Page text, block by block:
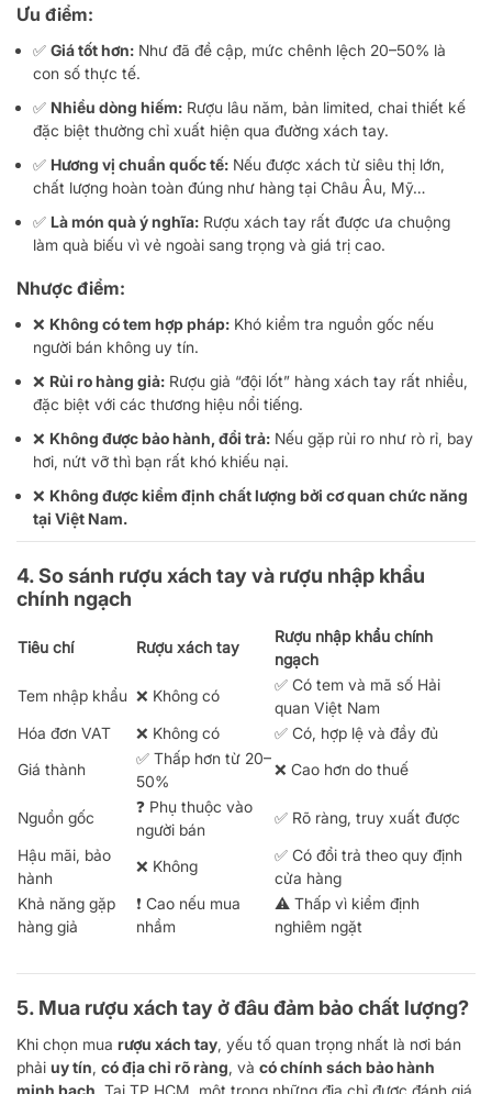
Ưu điểm:
✅ Giá tốt hơn: Như đã đề cập, mức chênh lệch 20–50% là
con số thực tế.
✅ Nhiều dòng hiếm: Rượu lâu năm, bản limited, chai thiết kế
đặc biệt thường chỉ xuất hiện qua đường xách tay.
✅ Hương vị chuẩn quốc tế: Nếu được xách từ siêu thị lớn,
chất lượng hoàn toàn đúng như hàng tại Châu Âu, Mỹ…
✅ Là món quà ý nghĩa: Rượu xách tay rất được ưa chuộng
làm quà biếu vì vẻ ngoài sang trọng và giá trị cao.
Nhược điểm:
❌ Không có tem hợp pháp: Khó kiểm tra nguồn gốc nếu
người bán không uy tín.
❌ Rủi ro hàng giả: Rượu giả “đội lốt” hàng xách tay rất nhiều,
đặc biệt với các thương hiệu nổi tiếng.
❌ Không được bảo hành, đổi trả: Nếu gặp rủi ro như rò rỉ, bay
hơi, nứt vỡ thì bạn rất khó khiếu nại.
❌ Không được kiểm định chất lượng bởi cơ quan chức năng
tại Việt Nam.
4. So sánh rượu xách tay và rượu nhập khẩu
chính ngạch
Tiêu chí Rượu xách tay
Rượu nhập khẩu chính
ngạch
Tem nhập khẩu ❌ Không có
✅ Có tem và mã số Hải
quan Việt Nam
Hóa đơn VAT
❌ Không có
✅ Có, hợp lệ và đầy đủ
Giá thành
✅ Thấp hơn từ 20–
50%
❌ Cao hơn do thuế
Nguồn gốc
❓ Phụ thuộc vào
người bán
✅ Rõ ràng, truy xuất được
Hậu mãi, bảo
hành
❌ Không
✅ Có đổi trả theo quy định
cửa hàng
Khả năng gặp
hàng giả
❗ Cao nếu mua
nhầm
⚠️ Thấp vì kiểm định
nghiêm ngặt
5. Mua rượu xách tay ở đâu đảm bảo chất lượng?
Khi chọn mua rượu xách tay, yếu tố quan trọng nhất là nơi bán
phải uy tín, có địa chỉ rõ ràng, và có chính sách bảo hành